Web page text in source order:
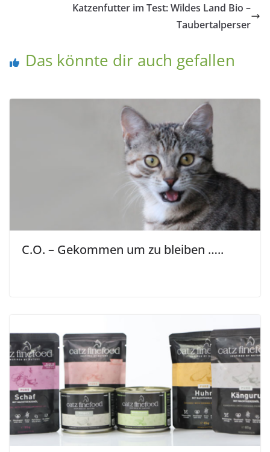
Katzenfutter im Test: Wildes Land Bio –
Taubertalperser
Das könnte dir auch gefallen
C.O. – Gekommen um zu bleiben …..